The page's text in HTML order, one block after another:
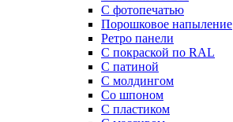
С фотопечатью
Порошковое напыление
Ретро панели
С покраской по RAL
С патиной
С молдингом
Со шпоном
С пластиком